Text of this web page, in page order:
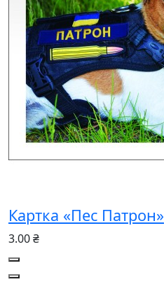
Картка «Пес Патрон»
3.00 ₴